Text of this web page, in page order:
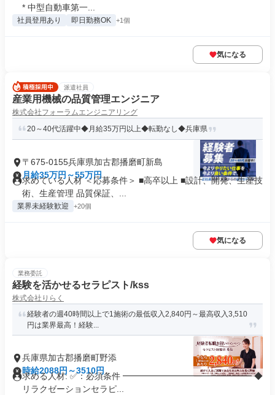
* 中型自動車第一...
社員登用あり 即日勤務OK +1個
気になる
派遣社員
産業用機械の品質管理エンジニア
株式会社フォーラムエンジニアリング
20～40代活躍中◆月給35万円以上◆転勤なし◆兵庫県
〒675-0155兵庫県加古郡播磨町新島
月給35万円～55万円
求めている人材 ＜応募条件＞ ■高卒以上 ■設計、開発、生産技
術、生産管理 品質保証、...
業界未経験歓迎 +20個
気になる
業務委託
経験を活かせるセラピスト/kss
株式会社りらく
経験者の週40時間以上で1施術の最低収入2,840円～最高収入3,510
円は業界最高！経験...
兵庫県加古郡播磨町野添
時給2088円～3510円
求める人材: ✅：必須条件 ━━━━━━━━━━━━━━━ ◆
リラクゼーションセラピ...